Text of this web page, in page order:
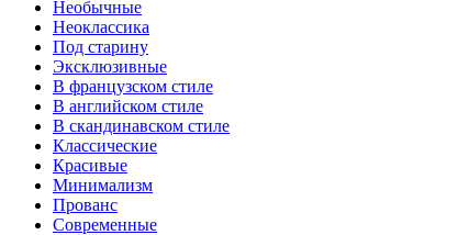
Необычные
Неоклассика
Под старину
Эксклюзивные
В французском стиле
В английском стиле
В скандинавском стиле
Классические
Красивые
Минимализм
Прованс
Современные